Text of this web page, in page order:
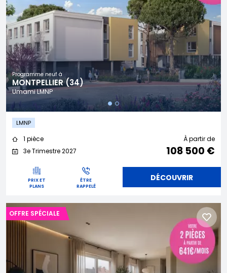
Programme neuf à
MONTPELLIER (34)
Umami LMNP
LMNP
1 pièce
3e Trimestre 2027
À partir de
108 500 €
PRIX ET
PLANS
ÊTRE
RAPPELÉ
DÉCOUVRIR
OFFRE SPÉCIALE